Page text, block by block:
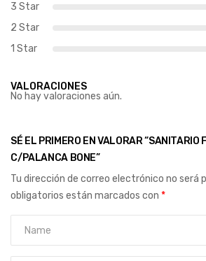
3 Star
2 Star
1 Star
VALORACIONES
No hay valoraciones aún.
SÉ EL PRIMERO EN VALORAR “SANITARIO
C/PALANCA BONE”
Tu dirección de correo electrónico no será
obligatorios están marcados con *